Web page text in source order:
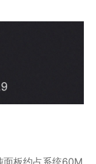
面板约占系统60M